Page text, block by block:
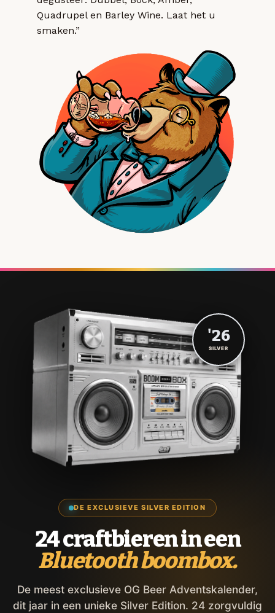
Quadrupel en Barley Wine. Laat het u
smaken.”
DE EXCLUSIEVE SILVER EDITION
24 craftbieren in een
Bluetooth boombox.
De meest exclusieve OG Beer Adventskalender,
dit jaar in een unieke Silver Edition. 24 zorgvuldig
'26
SILVER